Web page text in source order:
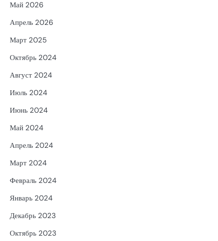
Май 2026
Апрель 2026
Март 2025
Октябрь 2024
Август 2024
Июль 2024
Июнь 2024
Май 2024
Апрель 2024
Март 2024
Февраль 2024
Январь 2024
Декабрь 2023
Октябрь 2023